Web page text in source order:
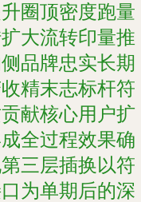
圈顶密度跑量
大流转印量推
品牌忠实长期
精末志标杆符
献核心用户扩
全过程效果确
三层插换以符
为单期后的深